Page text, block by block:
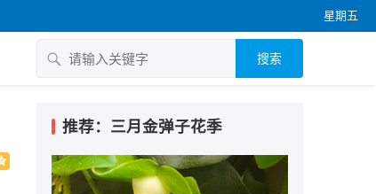
星期五
搜索
推荐：三月金弹子花季